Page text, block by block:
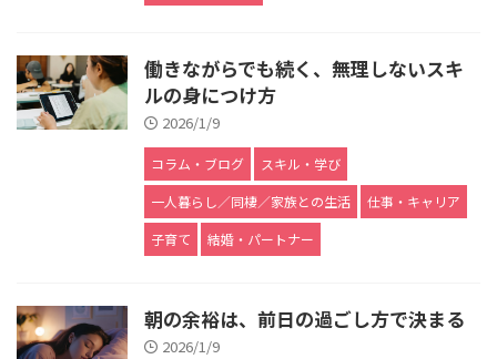
働きながらでも続く、無理しないスキ
ルの身につけ方
2026/1/9
コラム・ブログ
スキル・学び
一人暮らし／同棲／家族との生活
仕事・キャリア
子育て
結婚・パートナー
朝の余裕は、前日の過ごし方で決まる
2026/1/9